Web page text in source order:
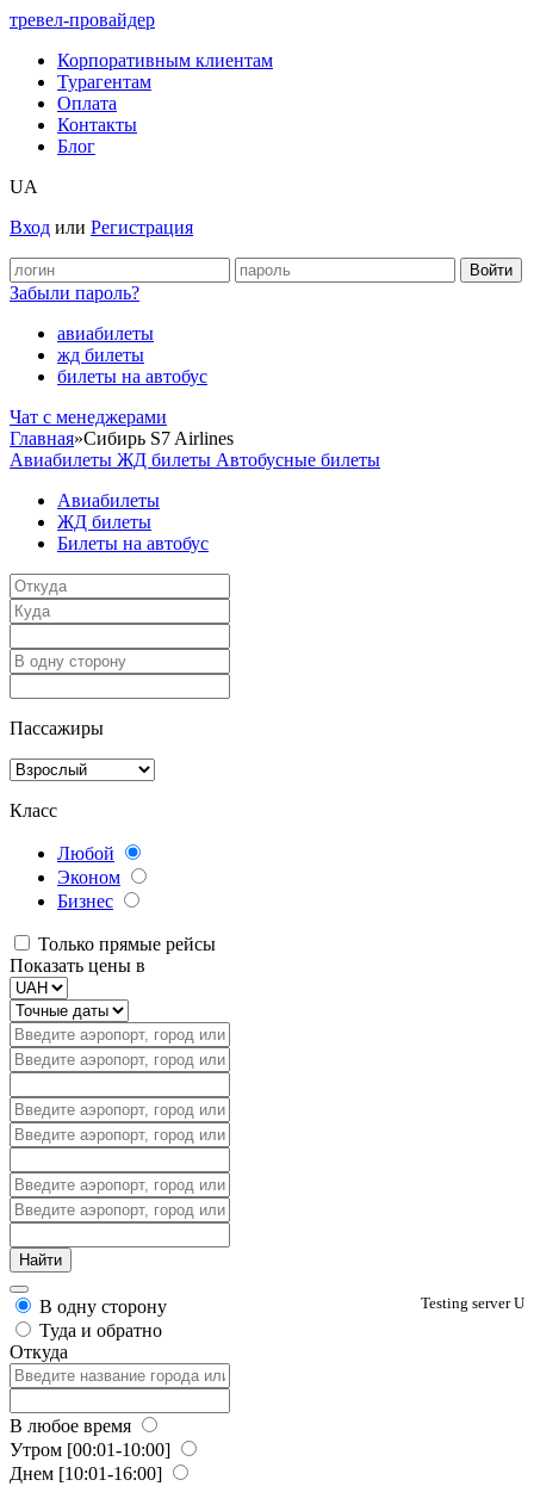
тревел-провайдер
Корпоративным клиентам
Турагентам
Оплата
Контакты
Блог
UA
Вход или Регистрация
Забыли пароль?
авиабилеты
жд билеты
билеты на автобус
Чат c менеджерами
Главная»Сибирь S7 Airlines
Авиабилеты ЖД билеты Автобусные билеты
Авиабилеты
ЖД билеты
Билеты на автобус
Пассажиры
Класс
Любой
Эконом
Бизнес
Только прямые рейсы
Показать цены в
Testing server U
В одну сторону
Туда и обратно
Откуда
В любое время
Утром [00:01-10:00]
Днем [10:01-16:00]